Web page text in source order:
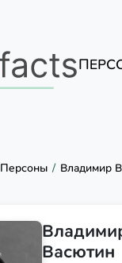
Персоны Владимир
Васютин